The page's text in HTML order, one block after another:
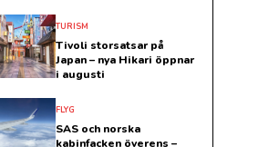
TURISM
Tivoli storsatsar på
Japan – nya Hikari öppnar
i augusti
FLYG
SAS och norska
kabinfacken överens –